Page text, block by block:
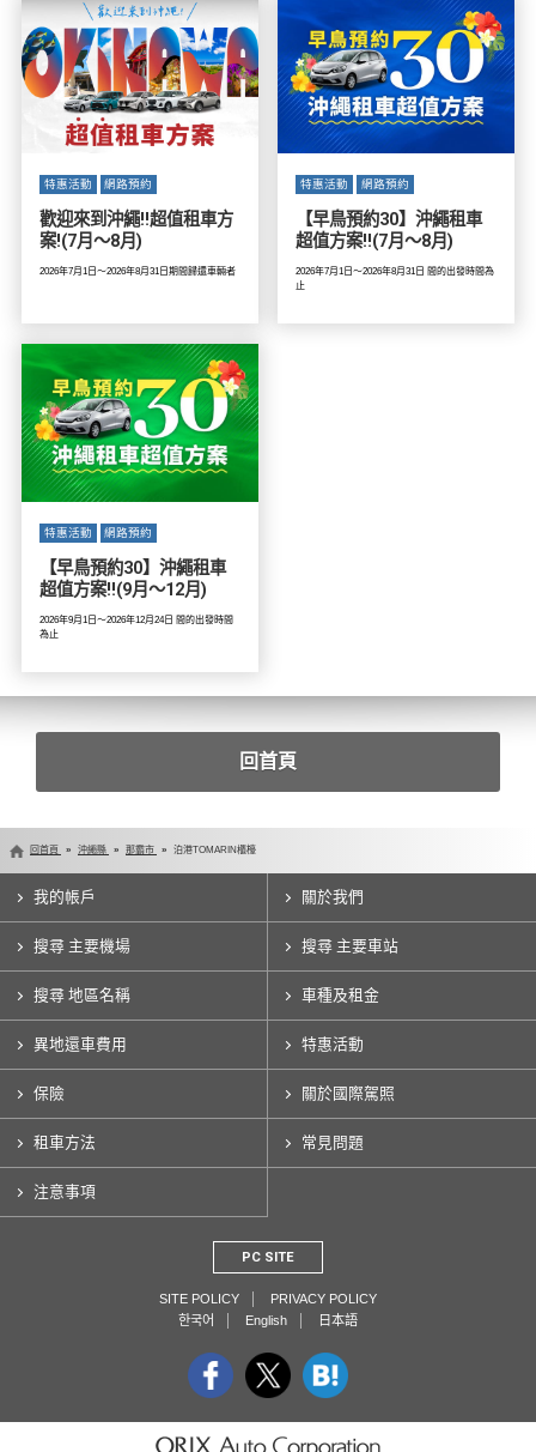
特惠活動 網路預約
歡迎來到沖繩!!超值租車方
案!(7月～8月)
2026年7月1日～2026年8月31日期間歸還車輛者
特惠活動 網路預約
【早鳥預約30】沖繩租車
超值方案!!(7月～8月)
2026年7月1日～2026年8月31日 間的出發時間為
止
特惠活動 網路預約
【早鳥預約30】沖繩租車
超值方案!!(9月～12月)
2026年9月1日～2026年12月24日 間的出發時間
為止
回首頁
回首頁 沖繩縣 那霸市 泊港TOMARIN櫃檯
我的帳戶 關於我們
搜尋 主要機場 搜尋 主要車站
搜尋 地區名稱 車種及租金
異地還車費用 特惠活動
保險 關於國際駕照
租車方法 常見問題
注意事項
PC SITE
SITE POLICY
PRIVACY POLICY
한국어
English 日本語